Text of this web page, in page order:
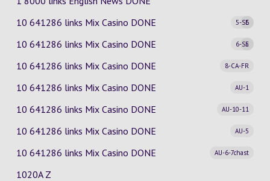
10 641286 links Mix Casino
5-SE
6
DONE
10 641286 links Mix Casino
6-SE
5
DONE
10 641286 links Mix Casino
8-CA-FR
DONE
10 641286 links Mix Casino
AU-1
DONE
10 641286 links Mix Casino
AU-10-11
DONE
10 641286 links Mix Casino
AU-5
DONE
10 641286 links Mix Casino
AU-6-7chast
DONE
1020A Z